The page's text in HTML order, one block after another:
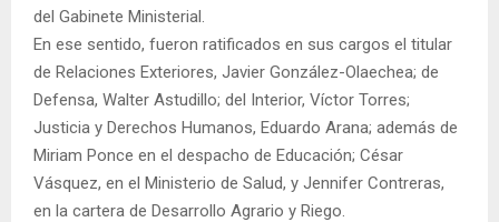
del Gabinete Ministerial.
En ese sentido, fueron ratificados en sus cargos el titular
de Relaciones Exteriores, Javier González-Olaechea; de
Defensa, Walter Astudillo; del Interior, Víctor Torres;
Justicia y Derechos Humanos, Eduardo Arana; además de
Miriam Ponce en el despacho de Educación; César
Vásquez, en el Ministerio de Salud, y Jennifer Contreras,
en la cartera de Desarrollo Agrario y Riego.